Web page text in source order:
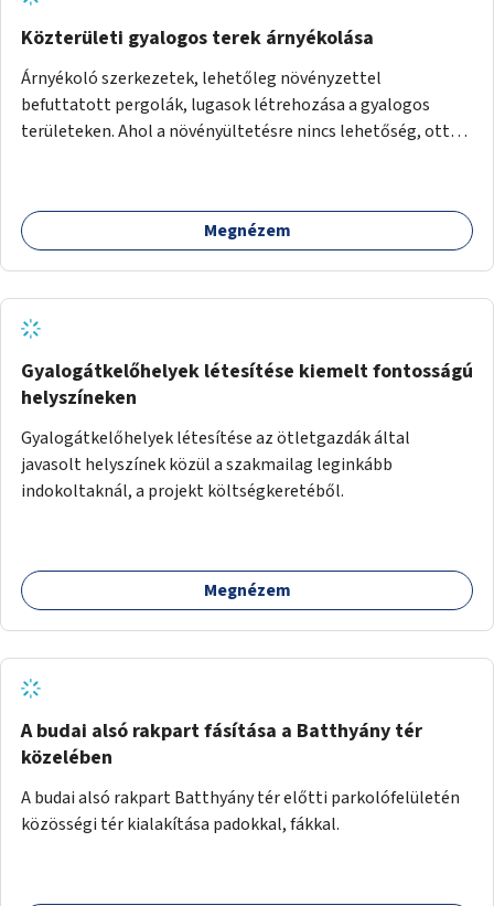
Közterületi gyalogos terek árnyékolása
Árnyékoló szerkezetek, lehetőleg növényzettel
befuttatott pergolák, lugasok létrehozása a gyalogos
területeken. Ahol a növényültetésre nincs lehetőség, ott
Megnézem
Gyalogátkelőhelyek létesítése kiemelt fontosságú
helyszíneken
Gyalogátkelőhelyek létesítése az ötletgazdák által
javasolt helyszínek közül a szakmailag leginkább
indokoltaknál, a projekt költségkeretéből.
Megnézem
A budai alsó rakpart fásítása a Batthyány tér
közelében
A budai alsó rakpart Batthyány tér előtti parkolófelületén
közösségi tér kialakítása padokkal, fákkal.